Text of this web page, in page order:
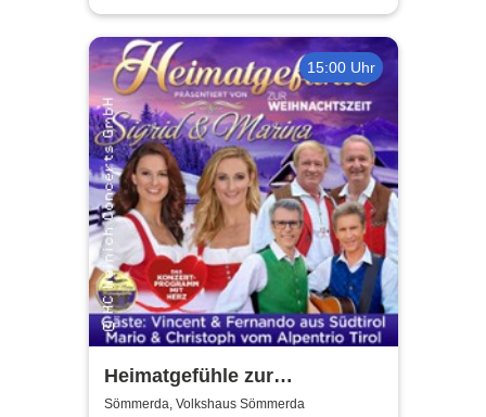
15:00 Uhr
Heimatgefühle zur
Weihnachtszeit 2026 - Das
Sömmerda, Volkshaus Sömmerda